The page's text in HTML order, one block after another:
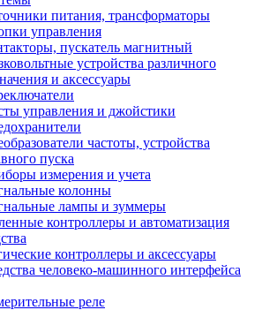
питания, трансформаторы
управления
пускатель магнитный
устройства различного
и аксессуары
управления и джойстики
частоты, устройства
пуска
измерения и учета
колонны
лампы и зуммеры
контроллеры и автоматизация
контроллеры и аксессуары
человеко-машинного интерфейса
реле